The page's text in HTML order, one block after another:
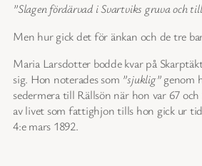
”Slagen fördärvad i Svartviks gruva och
Men hur gick det för änkan och de tre
Maria Larsdotter bodde kvar på
sig. Hon noterades som ”sjuklig”genom
sedermera till Rällsön när hon var 67
av livet som fattighjon tills hon gick ur
4:e mars 1892.